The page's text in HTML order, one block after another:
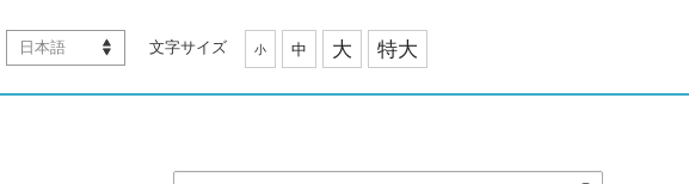
日本語 文字サイズ 小 中 大 特大